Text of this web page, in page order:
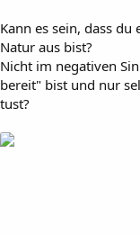
Kann es sein, dass
Natur aus bist?
Nicht im negativen
bereit" bist und nur
tust?